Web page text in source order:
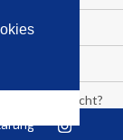
vervierfacht?